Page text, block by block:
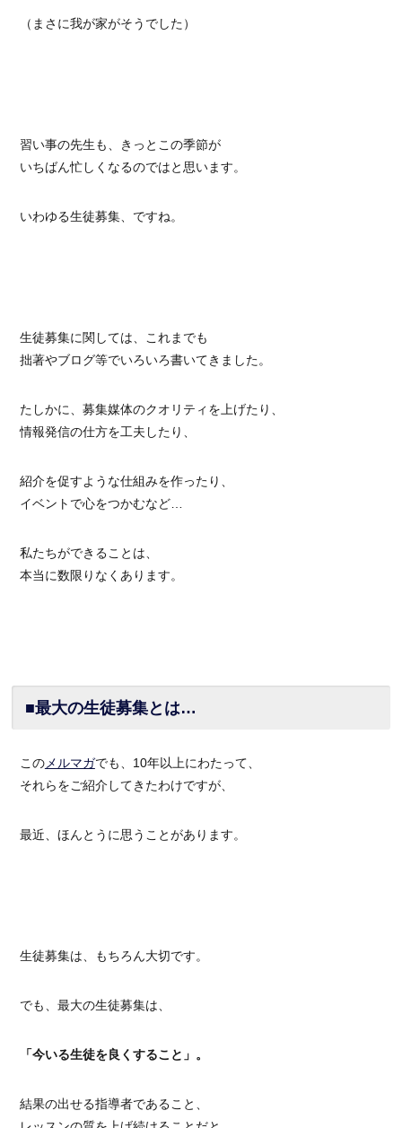
（まさに我が家がそうでした）
習い事の先生も、きっとこの季節が
いちばん忙しくなるのではと思います。
いわゆる生徒募集、ですね。
生徒募集に関しては、これまでも
拙著やブログ等でいろいろ書いてきました。
たしかに、募集媒体のクオリティを上げたり、
情報発信の仕方を工夫したり、
紹介を促すような仕組みを作ったり、
イベントで心をつかむなど…
私たちができることは、
本当に数限りなくあります。
■最大の生徒募集とは…
このメルマガでも、10年以上にわたって、
それらをご紹介してきたわけですが、
最近、ほんとうに思うことがあります。
生徒募集は、もちろん大切です。
でも、最大の生徒募集は、
「今いる生徒を良くすること」。
結果の出せる指導者であること、